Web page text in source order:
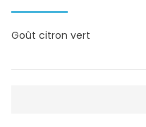
Goût citron vert